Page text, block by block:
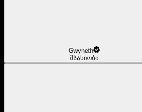
Gwyneth
მსახიობი